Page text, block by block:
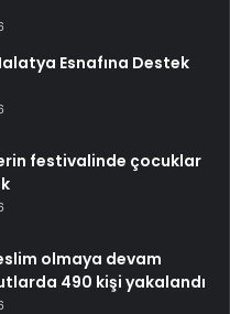
Esnafına Destek
festivalinde çocuklar
olmaya devam
490 kişi yakalandı